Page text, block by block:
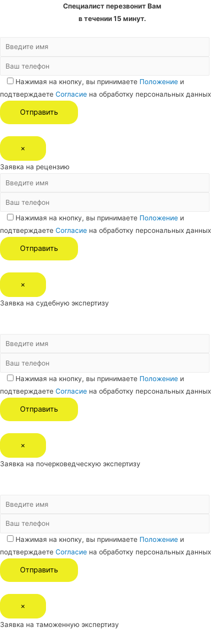
Специалист перезвонит Вам
в течении 15 минут.
Нажимая на кнопку, вы принимаете Положениеи
подтверждаете Согласие на обработку персональных данных
×
Заявка на рецензию
Нажимая на кнопку, вы принимаете Положениеи
подтверждаете Согласие на обработку персональных данных
×
Заявка на судебную экспертизу
Нажимая на кнопку, вы принимаете Положениеи
подтверждаете Согласие на обработку персональных данных
×
Заявка на почерковедческую экспертизу
Нажимая на кнопку, вы принимаете Положениеи
подтверждаете Согласие на обработку персональных данных
×
Заявка на таможенную экспертизу